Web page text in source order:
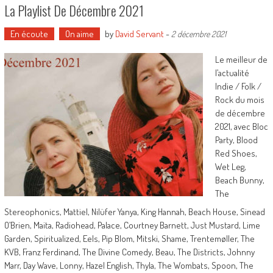
La Playlist De Décembre 2021
En écoute On aime by David Servant- 2 décembre 2021
Le meilleur de
l’actualité
Indie / Folk /
Rock du mois
de décembre
2021, avec Bloc
Party, Blood
Red Shoes,
Wet Leg,
Beach Bunny,
The
Stereophonics, Mattiel, Nilüfer Yanya, King Hannah, Beach House, Sinead
O’Brien, Maita, Radiohead, Palace, Courtney Barnett, Just Mustard, Lime
Garden, Spiritualized, Eels, Pip Blom, Mitski, Shame, Trentemøller, The
KVB, Franz Ferdinand, The Divine Comedy, Beau, The Districts, Johnny
Marr, Day Wave, Lonny, Hazel English, Thyla, The Wombats, Spoon, The